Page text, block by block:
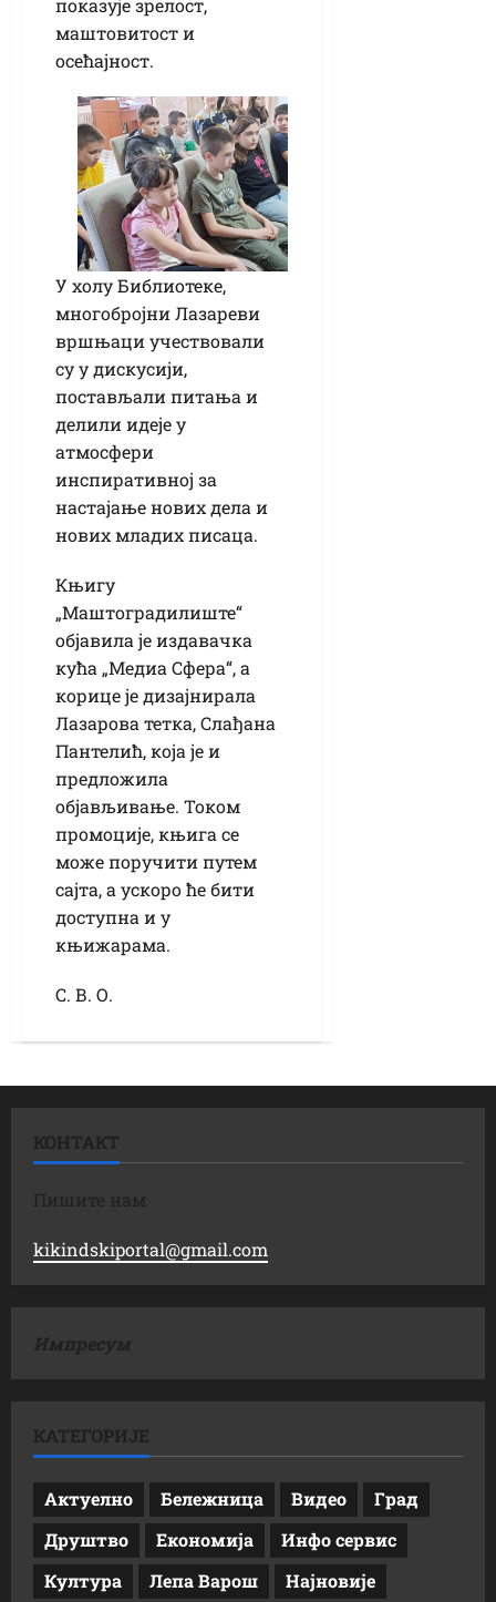
показује зрелост,
маштовитост и
осећајност.
У холу Библиотеке,
многобројни Лазареви
вршњаци учествовали
су у дискусији,
постављали питања и
делили идеје у
атмосфери
инспиративној за
настајање нових дела и
нових младих писаца.
Књигу
„Маштоградилиште“
објавила је издавачка
кућа „Медиа Сфера“, а
корице је дизајнирала
Лазарова тетка, Слађана
Пантелић, која је и
предложила
објављивање. Током
промоције, књига се
може поручити путем
сајта, а ускоро ће бити
доступна и у
књижарама.
С. В. О.
КОНТАКТ
Пишите нам
kikindskiportal@gmail.com
Импресум
КАТЕГОРИЈЕ
Актуелно Бележница Видео
Град
Друштво
Економија
Инфо сервис
Култура
Лепа Варош
Најновије